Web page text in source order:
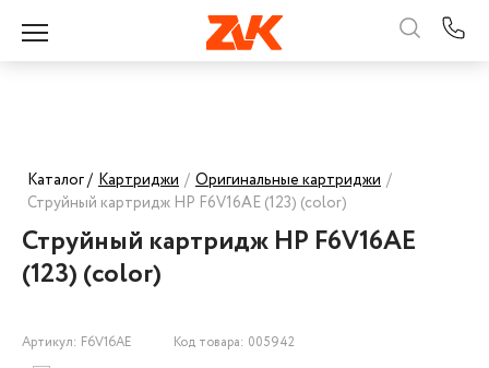
Каталог / Картриджи / Оригинальные картриджи /
Струйный картридж HP F6V16AE (123) (color)
Струйный картридж HP F6V16AE
(123) (color)
Артикул: F6V16AE Код товара: 005942